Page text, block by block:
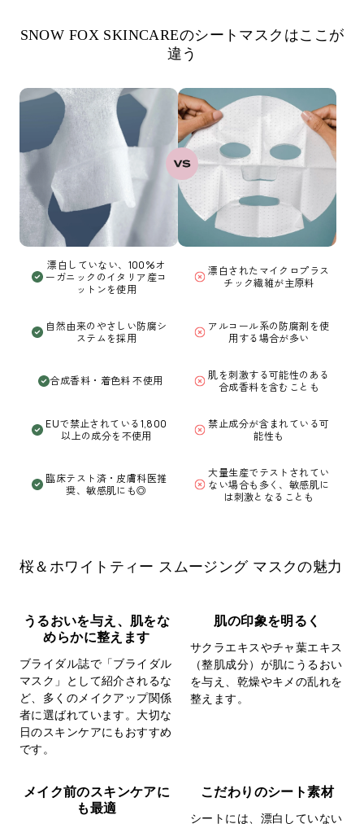
SNOW FOX SKINCAREのシートマスクはここが
違う
漂白していない、100%オ
ーガニックのイタリア産コ
ットンを使用
漂白されたマイクロプラス
チック繊維が主原料
自然由来のやさしい防腐シ
ステムを採用
アルコール系の防腐剤を使
用する場合が多い
合成香料・着色料 不使用
肌を刺激する可能性のある
合成香料を含むことも
EUで禁止されている1,800
以上の成分を不使用
禁止成分が含まれている可
能性も
臨床テスト済・皮膚科医推
奨、敏感肌にも◎
大量生産でテストされてい
ない場合も多く、敏感肌に
は刺激となることも
桜＆ホワイトティー スムージング マスクの魅力
うるおいを与え、肌をな
めらかに整えます
ブライダル誌で「ブライダル
マスク」として紹介されるな
ど、多くのメイクアップ関係
者に選ばれています。大切な
日のスキンケアにもおすすめ
です。
肌の印象を明るく
サクラエキスやチャ葉エキス
（整肌成分）が肌にうるおい
を与え、乾燥やキメの乱れを
整えます。
メイク前のスキンケアに
も最適
こだわりのシート素材
シートには、漂白していない